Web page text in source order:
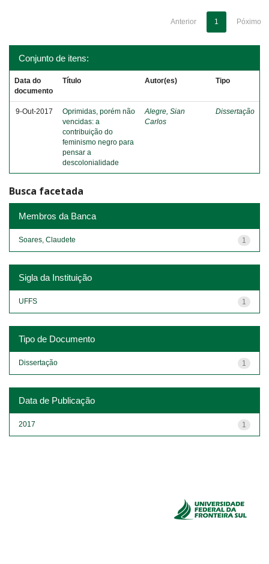
Anterior 1 Póximo
Conjunto de itens:
Data do
documento
Título Autor(es) Tipo
9-Out-2017
Oprimidas, porém não
vencidas: a
contribuição do
feminismo negro para
pensar a
descolonialidade
Alegre, Sian
Carlos
Dissertação
Busca facetada
Membros da Banca
1
Soares, Claudete
Sigla da Instituição
1
UFFS
Tipo de Documento
1
Dissertação
Data de Publicação
1
2017